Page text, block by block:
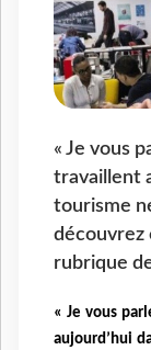
« Je vous
travaillent
tourisme
découvrez
rubrique
« Je vous
aujourd’hui